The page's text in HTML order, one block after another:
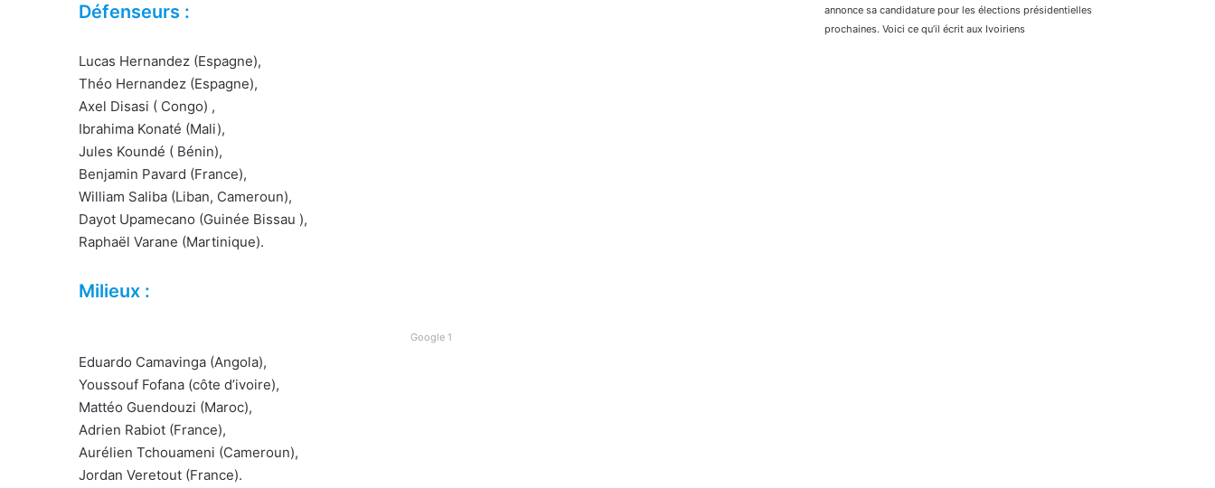
Défenseurs :
Lucas Hernandez (Espagne),
Théo Hernandez (Espagne),
Axel Disasi ( Congo) ,
Ibrahima Konaté (Mali),
Jules Koundé ( Bénin),
Benjamin Pavard (France),
William Saliba (Liban, Cameroun),
Dayot Upamecano (Guinée Bissau ),
Raphaël Varane (Martinique).
Milieux :
Google 1
Eduardo Camavinga (Angola),
Youssouf Fofana (côte d’ivoire),
Mattéo Guendouzi (Maroc),
Adrien Rabiot (France),
Aurélien Tchouameni (Cameroun),
Jordan Veretout (France).
annonce sa candidature pour les élections présidentielles
prochaines. Voici ce qu’il écrit aux Ivoiriens